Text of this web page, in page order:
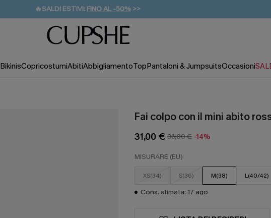
🔥SALDI ESTIVI: FINO AL -50% >>
🚚SPEDIZIONE GRATUITA DA 49€
💌REGALO PER I NUOVI: 20% DI SCONTO*
BikinisCopricostumiAbitiAbbigliamentoTopPantaloni & JumpsuitsOccasioni
Fai colpo con il mini abito
31,00 € 36,00 € -14%
MISURARE (EU)
XS(34) S(36) M(38) L(40/42)
Cons. stimata: 17 ago